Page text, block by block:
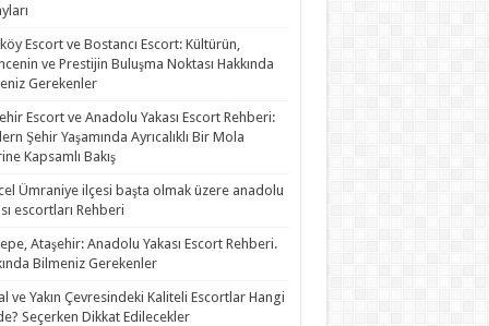
Escort ve Bostancı Escort: Kültürün,
ve Prestijin Buluşma Noktası Hakkında
Gerekenler
Escort ve Anadolu Yakası Escort Rehberi:
Şehir Yaşamında Ayrıcalıklı Bir Mola
Kapsamlı Bakış
Ümraniye ilçesi başta olmak üzere anadolu
escortları Rehberi
Ataşehir: Anadolu Yakası Escort Rehberi.
Bilmeniz Gerekenler
ve Yakın Çevresindeki Kaliteli Escortlar Hangi
Seçerken Dikkat Edilecekler